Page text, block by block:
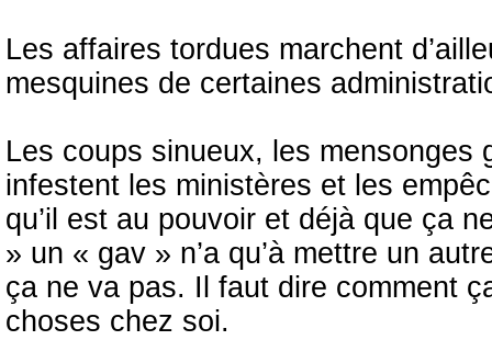
Les affaires tordues marchent
mesquines de certaines
Les coups sinueux, les mensonges
infestent les ministères et les
qu’il est au pouvoir et déjà que ça
» un « gav » n’a qu’à mettre un
ça ne va pas. Il faut dire comment
choses chez soi.